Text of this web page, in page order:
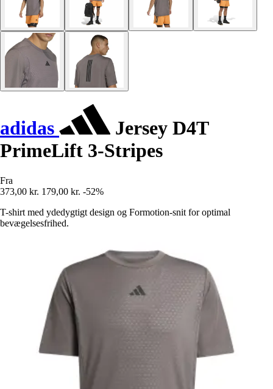
adidas
Jersey D4T
PrimeLift 3-Stripes
Fra
373,00 kr. 179,00 kr. -52%
T-shirt med ydedygtigt design og Formotion-snit for optimal
bevægelsesfrihed.